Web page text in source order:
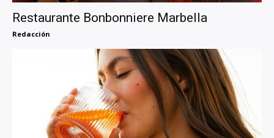
Restaurante Bonbonniere Marbella
Redacción